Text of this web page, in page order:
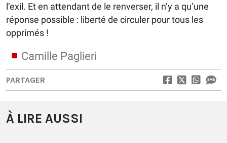
l’exil. Et en attendant de le renverser, il n’y a qu’une
réponse possible : liberté de circuler pour tous les
opprimés !
Camille Paglieri
PARTAGER
À LIRE AUSSI